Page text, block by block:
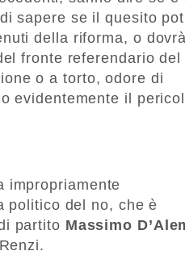
sapere se il quesito
della riforma, o dovrà
fronte referendario del
o a torto, odore di
evidentemente il
impropriamente
politico del no, che è
partito Massimo